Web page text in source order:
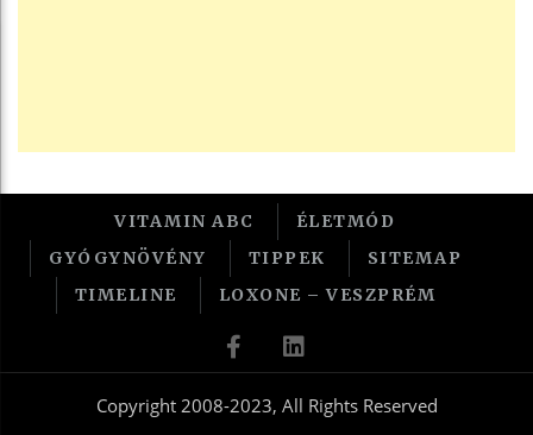
VITAMIN ABC
ÉLETMÓD
GYÓGYNÖVÉNY
TIPPEK
SITEMAP
TIMELINE
LOXONE – VESZPRÉM
Copyright 2008-2023, All Rights Reserved